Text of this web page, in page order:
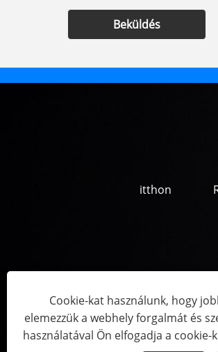
Beküldés
itthon
Cookie-kat használunk, hogy
elemezzük a webhely forgalmát és
használatával Ön elfogadja a cookie-